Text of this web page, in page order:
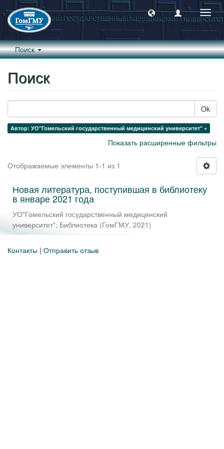
Поиск
Поиск
Ok
Автор: УО"Гомельский государственный медицинский университет" ×
Показать расширенные фильтры
Отображаемые элементы 1-1 из 1
Новая литература, поступившая в библиотеку
в январе 2021 года
УО"Гомельский государственный медицинский
университет"; Библиотека (ГомГМУ, 2021)
Контакты | Отправить отзыв